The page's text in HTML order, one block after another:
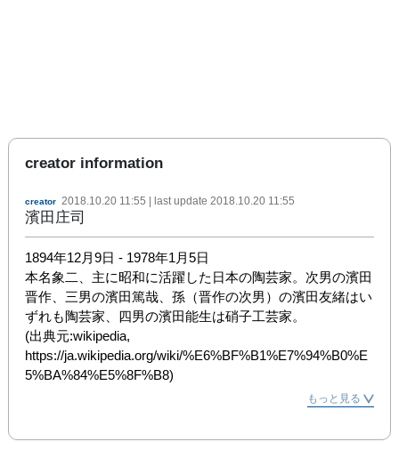
creator information
creator 2018.10.20 11:55 | last update 2018.10.20 11:55
濱田庄司
1894年12月9日 - 1978年1月5日
本名象二、主に昭和に活躍した日本の陶芸家。次男の濱田
晋作、三男の濱田篤哉、孫（晋作の次男）の濱田友緒はい
ずれも陶芸家、四男の濱田能生は硝子工芸家。
(出典元:wikipedia,
https://ja.wikipedia.org/wiki/%E6%BF%B1%E7%94%B0%E
5%BA%84%E5%8F%B8)
もっと見る